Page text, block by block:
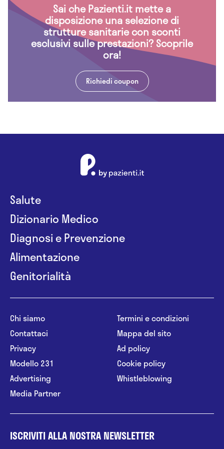
Sai che Pazienti.it mette a
disposizione una selezione di
strutture sanitarie con sconti
esclusivi sulle prestazioni? Scoprile
ora!
Richiedi coupon
Salute
Dizionario Medico
Diagnosi e Prevenzione
Alimentazione
Genitorialità
Chi siamo
Contattaci
Privacy
Modello 231
Advertising
Media Partner
Termini e condizioni
Mappa del sito
Ad policy
Cookie policy
Whistleblowing
ISCRIVITI ALLA NOSTRA NEWSLETTER